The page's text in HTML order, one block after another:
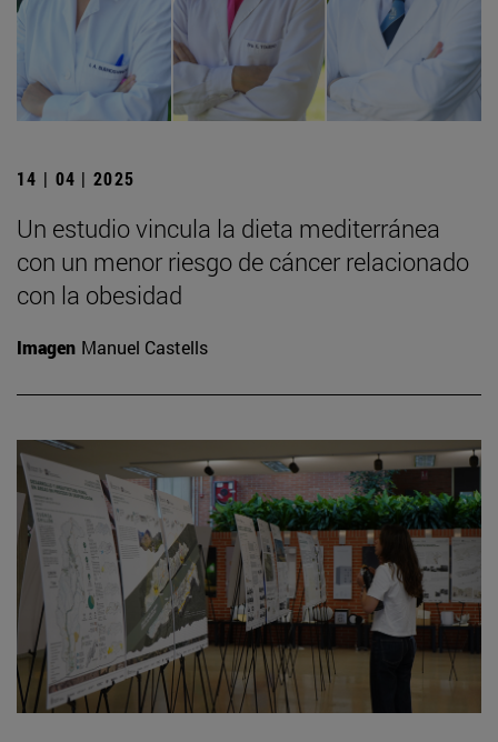
14 | 04 | 2025
Un estudio vincula la dieta mediterránea
con un menor riesgo de cáncer relacionado
con la obesidad
Imagen Manuel Castells